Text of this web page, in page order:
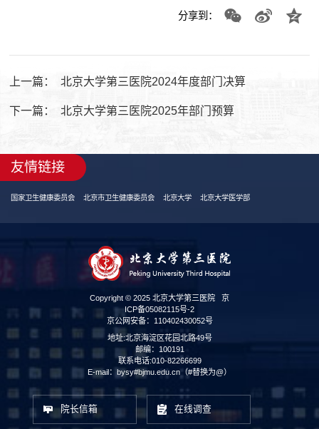
分享到：
上一篇： 北京大学第三医院2024年度部门决算
下一篇： 北京大学第三医院2025年部门预算
友情链接
国家卫生健康委员会 北京市卫生健康委员会 北京大学 北京大学医学部
Copyright © 2025 北京大学第三医院 京
ICP备05082115号-2
京公网安备：110402430052号
地址:北京海淀区花园北路49号
邮编：100191
联系电话:010-82266699
E-mail：bysy#bjmu.edu.cn（#替换为@）
院长信箱 在线调查